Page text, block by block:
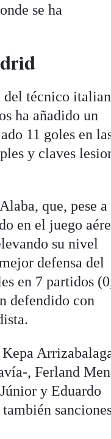
se ha
técnico
ha añadido un
11 goles en
y claves
que, pese a
en el juego
su nivel
defensa del
en 7 partidos
defendido con
, Ferland
y Eduardo